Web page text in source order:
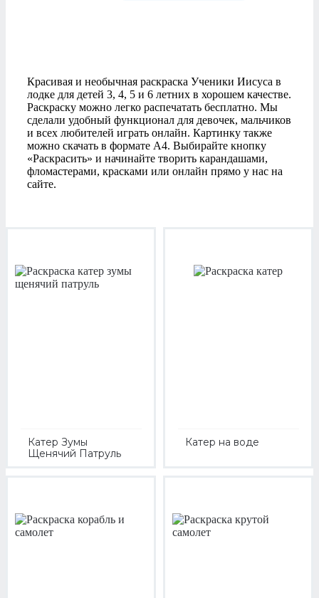
Красивая и необычная раскраска Ученики Иисуса в
лодке для детей 3, 4, 5 и 6 летних в хорошем качестве.
Раскраску можно легко распечатать бесплатно. Мы
сделали удобный функционал для девочек, мальчиков
и всех любителей играть онлайн. Картинку также
можно скачать в формате А4. Выбирайте кнопку
«Раскрасить» и начинайте творить карандашами,
фломастерами, красками или онлайн прямо у нас на
сайте.
Катер Зумы
Щенячий Патруль
Катер на воде